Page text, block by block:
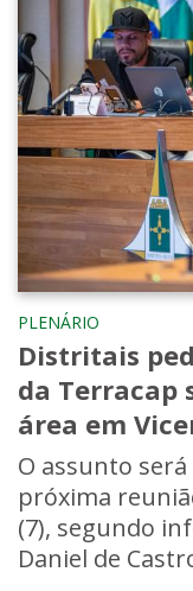
PLENÁRIO
Distritais
da Terracap
área em
O assunto
próxima
(7), segundo
Daniel de